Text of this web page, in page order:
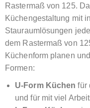
Rastermaß von 125.
Küchengestaltung mit
Stauraumlösungen
dem Rastermaß von
Küchenform planen
Formen:
U-Form Küchen für
und für mit viel